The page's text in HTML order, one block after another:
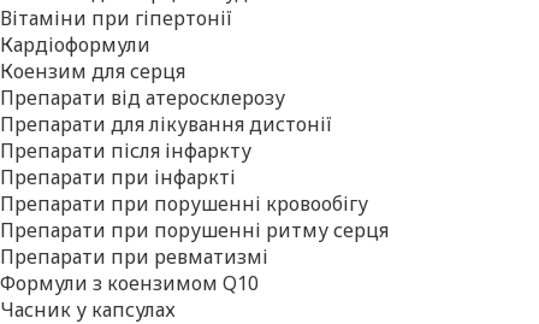
Вітаміни при гіпертонії
Кардіоформули
Коензим для серця
Препарати від атеросклерозу
Препарати для лікування дистонії
Препарати після інфаркту
Препарати при інфаркті
Препарати при порушенні кровообігу
Препарати при порушенні ритму серця
Препарати при ревматизмі
Формули з коензимом Q10
Часник у капсулах